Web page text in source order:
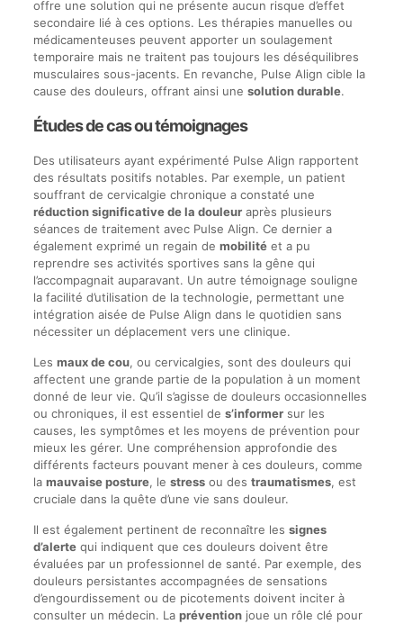
offre une solution qui ne présente aucun risque d’effet
secondaire lié à ces options. Les thérapies manuelles ou
médicamenteuses peuvent apporter un soulagement
temporaire mais ne traitent pas toujours les déséquilibres
musculaires sous-jacents. En revanche, Pulse Align cible la
cause des douleurs, offrant ainsi une solution durable.
Études de cas ou témoignages
Des utilisateurs ayant expérimenté Pulse Align rapportent
des résultats positifs notables. Par exemple, un patient
souffrant de cervicalgie chronique a constaté une
réduction significative de la douleuraprès plusieurs
séances de traitement avec Pulse Align. Ce dernier a
également exprimé un regain de mobilitéet a pu
reprendre ses activités sportives sans la gêne qui
l’accompagnait auparavant. Un autre témoignage souligne
la facilité d’utilisation de la technologie, permettant une
intégration aisée de Pulse Align dans le quotidien sans
nécessiter un déplacement vers une clinique.
Les maux de cou, ou cervicalgies, sont des douleurs qui
affectent une grande partie de la population à un moment
donné de leur vie. Qu’il s’agisse de douleurs occasionnelles
ou chroniques, il est essentiel de s’informersur les
causes, les symptômes et les moyens de prévention pour
mieux les gérer. Une compréhension approfondie des
différents facteurs pouvant mener à ces douleurs, comme
la mauvaise posture, le stressou des traumatismes, est
cruciale dans la quête d’une vie sans douleur.
Il est également pertinent de reconnaître les signes
d’alertequi indiquent que ces douleurs doivent être
évaluées par un professionnel de santé. Par exemple, des
douleurs persistantes accompagnées de sensations
d’engourdissement ou de picotements doivent inciter à
consulter un médecin. La préventionjoue un rôle clé pour